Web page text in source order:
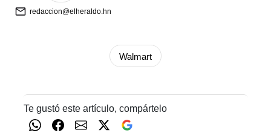
redaccion@elheraldo.hn
Walmart
Te gustó este artículo, compártelo